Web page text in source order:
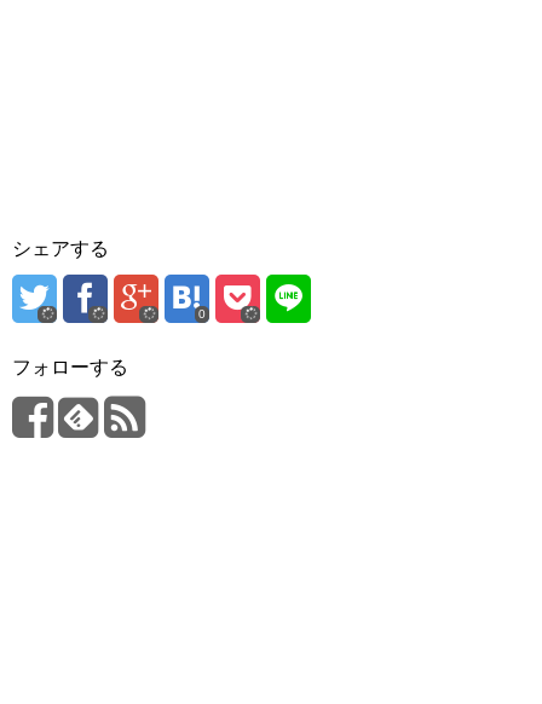
シェアする
0
フォローする